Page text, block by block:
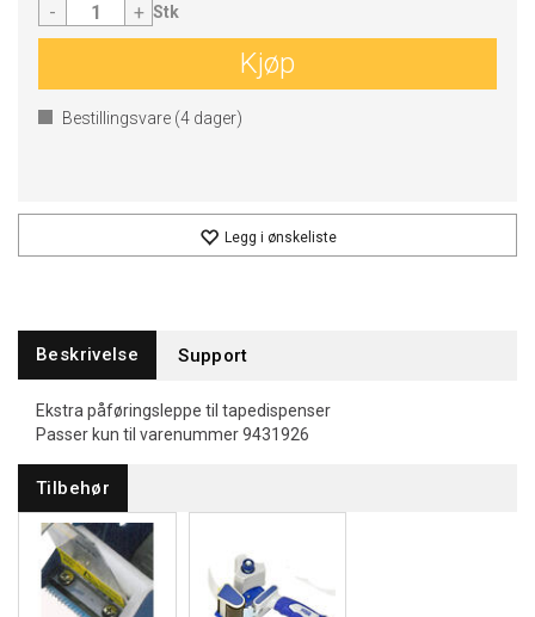
- + Stk
Kjøp
Bestillingsvare (4 dager)
Legg i ønskeliste
Beskrivelse Support
Ekstra påføringsleppe til tapedispenser
Passer kun til varenummer 9431926
Tilbehør